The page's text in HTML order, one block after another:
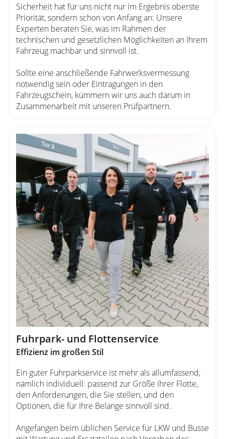
Sicherheit hat für uns nicht nur im Ergebnis oberste
Priorität, sondern schon von Anfang an: Unsere
Experten beraten Sie, was im Rahmen der
technischen und gesetzlichen Möglichkeiten an Ihrem
Fahrzeug machbar und sinnvoll ist.
Sollte eine anschließende Fahrwerksvermessung
notwendig sein oder Eintragungen in den
Fahrzeugschein, kümmern wir uns auch darum in
Zusammenarbeit mit unseren Prüfpartnern.
Fuhrpark- und Flottenservice
Effizienz im großen Stil
Ein guter Fuhrparkservice ist mehr als allumfassend,
nämlich individuell: passend zur Größe ihrer Flotte,
den Anforderungen, die Sie stellen, und den
Optionen, die für Ihre Belange sinnvoll sind.
Angefangen beim üblichen Service für LKW und Busse